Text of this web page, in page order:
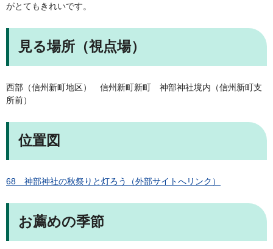
がとてもきれいです。
見る場所（視点場）
西部（信州新町地区） 信州新町新町 神部神社境内（信州新町支
所前）
位置図
68 神部神社の秋祭りと灯ろう（外部サイトへリンク）
お薦めの季節